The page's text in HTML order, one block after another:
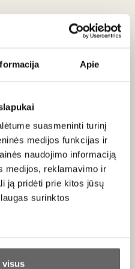
Apie
suasmeninti turinį
medijos funkcijas ir
naudojimo informaciją
medijos, reklamavimo ir
ją pridėti prie kitos jūsų
surinktos
visus
Blanc - 15%
- 5%
- 80%
kekerinis saldusis
Fayau
4600 €
20 metų?